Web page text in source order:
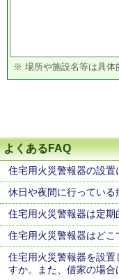
※ 場所や施設名等は具体
よくあるFAQ
住宅用火災警報器の設置
休日や夜間に行っている
住宅用火災警報器は定期
住宅用火災警報器はどこ
住宅用火災警報器を設
すか。また、借家の場